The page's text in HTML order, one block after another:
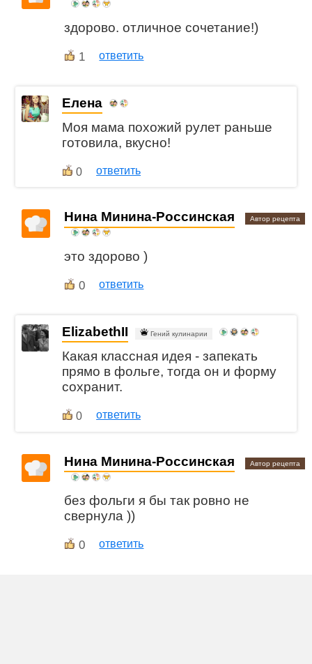
здорово. отличное сочетание!)
1 ответить
Елена
Моя мама похожий рулет раньше
готовила, вкусно!
0 ответить
Нина Минина-Россинская Автор рецепта
это здорово )
0 ответить
ElizabethII Гений кулинарии
Какая классная идея - запекать
прямо в фольге, тогда он и форму
сохранит.
0 ответить
Нина Минина-Россинская Автор рецепта
без фольги я бы так ровно не
свернула ))
0 ответить